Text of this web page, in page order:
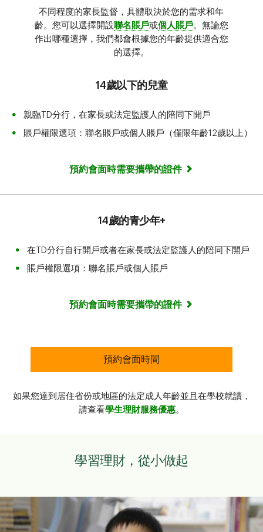
不同程度的家長監督，具體取決於您的需求和年
齡。您可以選擇開設聯名賬戶或個人賬戶。無論您
作出哪種選擇，我們都會根據您的年齡提供適合您
的選擇。
14歲以下的兒童
親臨TD分行，在家長或法定監護人的陪同下開戶
賬戶權限選項：聯名賬戶或個人賬戶（僅限年齡12歲以上）
預約會面時需要攜帶的證件
14歲的青少年+
在TD分行自行開戶或者在家長或法定監護人的陪同下開戶
賬戶權限選項：聯名賬戶或個人賬戶
預約會面時需要攜帶的證件
預約會面時間
如果您達到居住省份或地區的法定成人年齡並且在學校就讀，
請查看學生理財服務優惠。
學習理財，從小做起